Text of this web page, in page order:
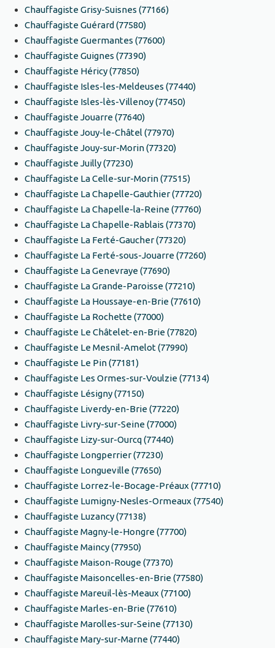
Chauffagiste Grisy-Suisnes (77166)
Chauffagiste Guérard (77580)
Chauffagiste Guermantes (77600)
Chauffagiste Guignes (77390)
Chauffagiste Héricy (77850)
Chauffagiste Isles-les-Meldeuses (77440)
Chauffagiste Isles-lès-Villenoy (77450)
Chauffagiste Jouarre (77640)
Chauffagiste Jouy-le-Châtel (77970)
Chauffagiste Jouy-sur-Morin (77320)
Chauffagiste Juilly (77230)
Chauffagiste La Celle-sur-Morin (77515)
Chauffagiste La Chapelle-Gauthier (77720)
Chauffagiste La Chapelle-la-Reine (77760)
Chauffagiste La Chapelle-Rablais (77370)
Chauffagiste La Ferté-Gaucher (77320)
Chauffagiste La Ferté-sous-Jouarre (77260)
Chauffagiste La Genevraye (77690)
Chauffagiste La Grande-Paroisse (77210)
Chauffagiste La Houssaye-en-Brie (77610)
Chauffagiste La Rochette (77000)
Chauffagiste Le Châtelet-en-Brie (77820)
Chauffagiste Le Mesnil-Amelot (77990)
Chauffagiste Le Pin (77181)
Chauffagiste Les Ormes-sur-Voulzie (77134)
Chauffagiste Lésigny (77150)
Chauffagiste Liverdy-en-Brie (77220)
Chauffagiste Livry-sur-Seine (77000)
Chauffagiste Lizy-sur-Ourcq (77440)
Chauffagiste Longperrier (77230)
Chauffagiste Longueville (77650)
Chauffagiste Lorrez-le-Bocage-Préaux (77710)
Chauffagiste Lumigny-Nesles-Ormeaux (77540)
Chauffagiste Luzancy (77138)
Chauffagiste Magny-le-Hongre (77700)
Chauffagiste Maincy (77950)
Chauffagiste Maison-Rouge (77370)
Chauffagiste Maisoncelles-en-Brie (77580)
Chauffagiste Mareuil-lès-Meaux (77100)
Chauffagiste Marles-en-Brie (77610)
Chauffagiste Marolles-sur-Seine (77130)
Chauffagiste Mary-sur-Marne (77440)